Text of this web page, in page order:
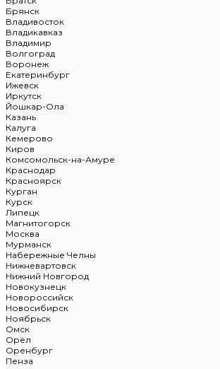
Брянск
Владивосток
Владикавказ
Владимир
Волгоград
Воронеж
Екатеринбург
Ижевск
Иркутск
Йошкар-Ола
Казань
Калуга
Кемерово
Киров
Комсомольск-на-Амуре
Краснодар
Красноярск
Курган
Курск
Липецк
Магнитогорск
Москва
Мурманск
Набережные Челны
Нижневартовск
Нижний Новгород
Новокузнецк
Новороссийск
Новосибирск
Ноябрьск
Омск
Орёл
Оренбург
Пенза